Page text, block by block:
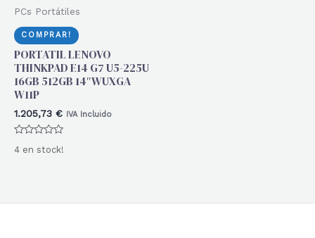
PCs Portátiles
COMPRAR!
PORTATIL LENOVO
THINKPAD E14 G7 U5-225U
16GB 512GB 14″WUXGA
W11P
1.205,73 € IVA Incluido
con
4 en stock!